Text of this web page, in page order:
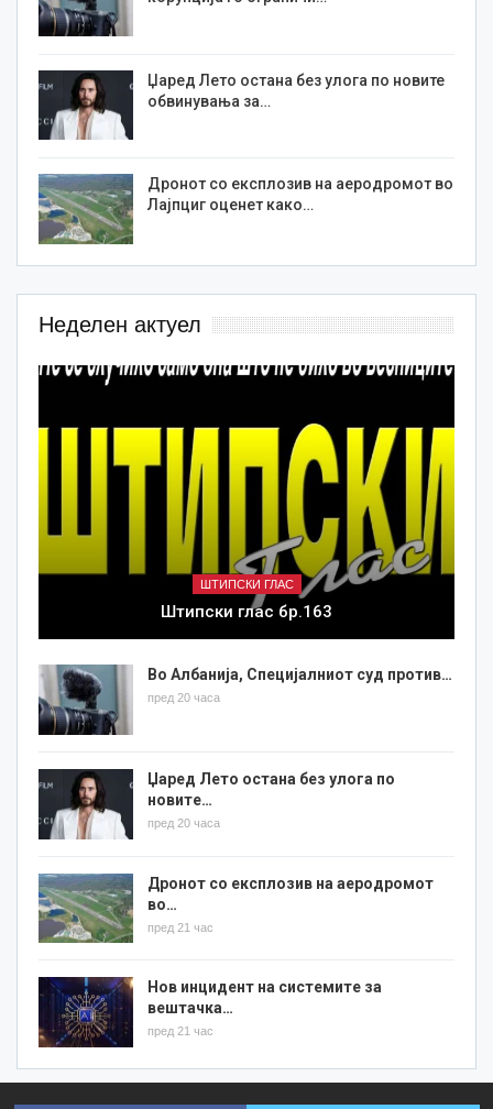
Џаред Лето остана без улога по новите
обвинувања за…
Дронот со експлозив на аеродромот во
Лајпциг оценет како…
Неделен актуел
ШТИПСКИ ГЛАС
Штипски глас бр.163
Во Албанија, Специјалниот суд против…
пред 20 часа
Џаред Лето остана без улога по
новите…
пред 20 часа
Дронот со експлозив на аеродромот
во…
пред 21 час
Нов инцидент на системите за
вештачка…
пред 21 час